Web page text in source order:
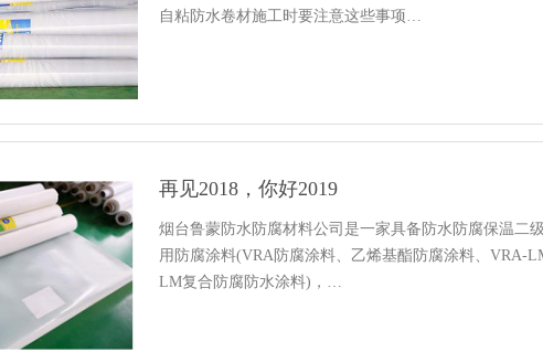
自粘防水卷材施工时要注意这些事项…
再见2018，你好2019
烟台鲁蒙防水防腐材料公司是一家具备防水防腐保温二
用防腐涂料(VRA防腐涂料、乙烯基酯防腐涂料、VRA-
LM复合防腐防水涂料)，…